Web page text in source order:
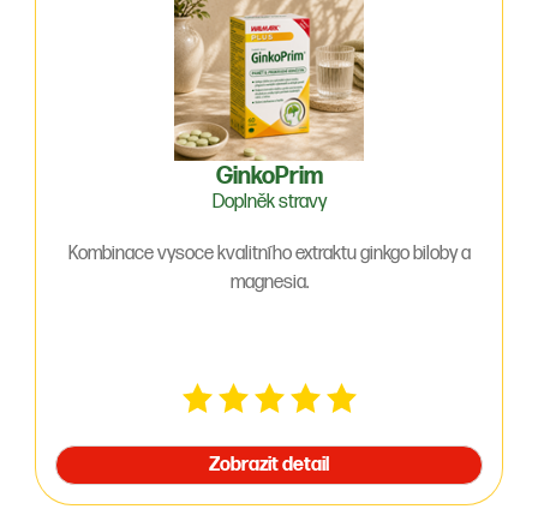
GinkoPrim
Doplněk stravy
Kombinace vysoce kvalitního extraktu ginkgo biloby a
magnesia.
Zobrazit detail